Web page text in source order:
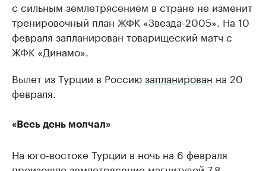
с сильным землетрясением в стране не изменит
тренировочный план ЖФК «Звезда-2005». На 10
февраля запланирован товарищеский матч с
ЖФК «Динамо».
Вылет из Турции в Россиюзапланирован на 20
февраля.
«Весь день молчал»
На юго-востоке Турции в ночь на 6 февраля